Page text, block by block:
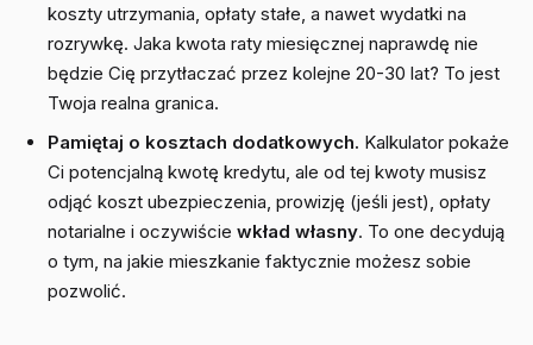
koszty utrzymania, opłaty stałe, a nawet wydatki na
rozrywkę. Jaka kwota raty miesięcznej naprawdę nie
będzie Cię przytłaczać przez kolejne 20-30 lat? To jest
Twoja realna granica.
Pamiętaj o kosztach dodatkowych. Kalkulator pokaże
Ci potencjalną kwotę kredytu, ale od tej kwoty musisz
odjąć koszt ubezpieczenia, prowizję (jeśli jest), opłaty
notarialne i oczywiście wkład własny. To one decydują
o tym, na jakie mieszkanie faktycznie możesz sobie
pozwolić.